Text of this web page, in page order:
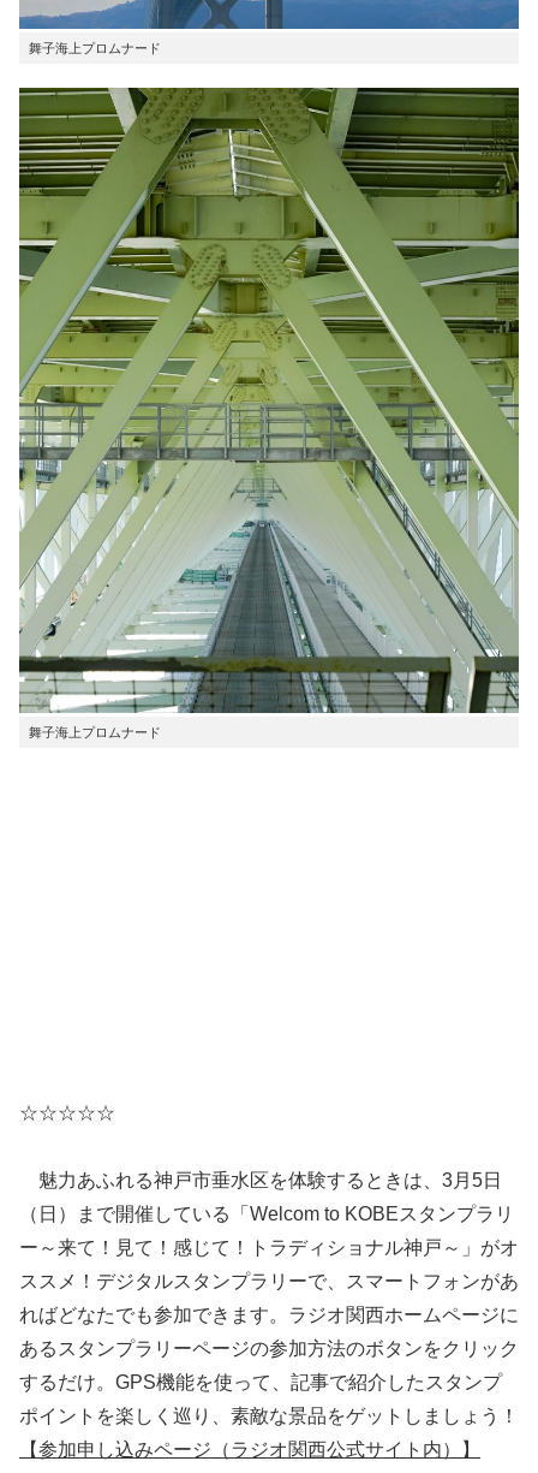
舞子海上プロムナード
舞子海上プロムナード
☆☆☆☆☆
魅力あふれる神戸市垂水区を体験するときは、3月5日
（日）まで開催している「Welcom to KOBEスタンプラリ
ー～来て！見て！感じて！トラディショナル神戸～」がオ
ススメ！デジタルスタンプラリーで、スマートフォンがあ
ればどなたでも参加できます。ラジオ関西ホームページに
あるスタンプラリーページの参加方法のボタンをクリック
するだけ。GPS機能を使って、記事で紹介したスタンプ
ポイントを楽しく巡り、素敵な景品をゲットしましょう！
【参加申し込みページ（ラジオ関西公式サイト内）】